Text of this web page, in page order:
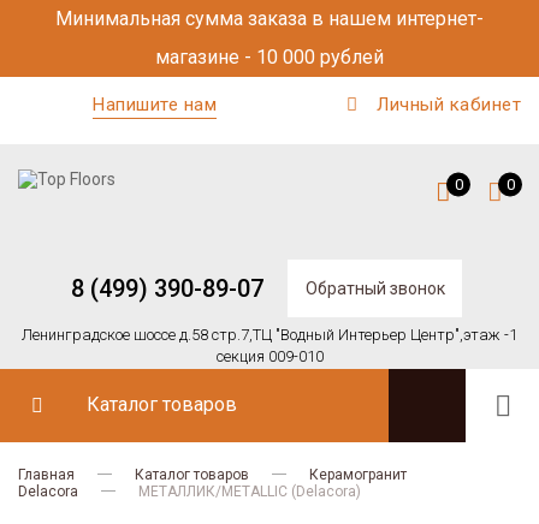
Минимальная сумма заказа в нашем интернет-
магазине - 10 000 рублей
Напишите нам Личный кабинет
8 (499) 390-89-07 Обратный звонок
Ленинградское шоссе д.58 стр.7,ТЦ "Водный Интерьер Центр",этаж -1
секция 009-010
0 0
Каталог товаров
Главная Каталог товаров
Керамогранит
Delacora
МЕТАЛЛИК/METALLIC (Delacora)